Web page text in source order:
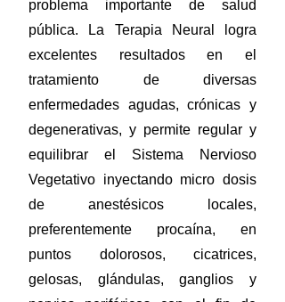
problema importante de salud
pública. La Terapia Neural logra
excelentes resultados en el
tratamiento de diversas
enfermedades agudas, crónicas y
degenerativas, y permite regular y
equilibrar el Sistema Nervioso
Vegetativo inyectando micro dosis
de anestésicos locales,
preferentemente procaína, en
puntos dolorosos, cicatrices,
gelosas, glándulas, ganglios y